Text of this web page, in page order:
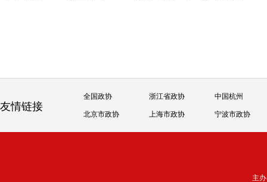
友情链接
全国政协 浙江省政协 中国杭州
北京市政协 上海市政协 宁波市政协
主